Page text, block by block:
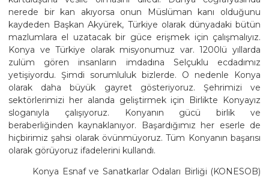
nerede bir kan akıyorsa onun Müslüman kanı olduğunu
kaydeden Başkan Akyürek, Türkiye olarak dünyadaki bütün
mazlumlara el uzatacak bir güce erişmek için çalışmalıyız.
Konya ve Türkiye olarak misyonumuz var. 1200lü yıllarda
zulüm gören insanların imdadına Selçuklu ecdadımız
yetişiyordu. Şimdi sorumluluk bizlerde. O nedenle Konya
olarak daha büyük gayret gösteriyoruz. Şehrimizi ve
sektörlerimizi her alanda geliştirmek için Birlikte Konyayız
sloganıyla çalışıyoruz. Konyanın gücü birlik ve
beraberliğinden kaynaklanıyor. Başardığımız her eserle de
hiçbirimiz şahsi olarak övünmüyoruz. Tüm Konyanın başarısı
olarak görüyoruz ifadelerini kullandı.
Konya Esnaf ve Sanatkarlar Odaları Birliği (KONESOB)